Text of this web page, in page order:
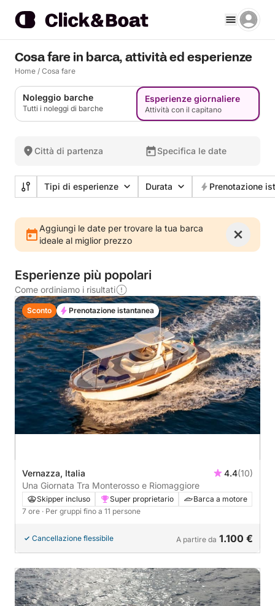
Cosa fare in barca, attività ed esperienze
Home / Cosa fare
Noleggio barche
Tutti i noleggi di barche
Esperienze giornaliere
Attività con il capitano
Città di partenza Specifica le date
Tipi di esperienze Durata Prenotazione
Aggiungi le date per trovare la tua barca
ideale al miglior prezzo
Esperienze più popolari
Come ordiniamo i risultati
Vernazza, Italia 4.4(10)
Una Giornata Tra Monterosso e Riomaggiore
Skipper incluso Super proprietario
Barca a motore
7 ore · Per gruppi fino a 11 persone
Cancellazione flessibile A partire da 1.100 €
Sconto Prenotazione istantanea